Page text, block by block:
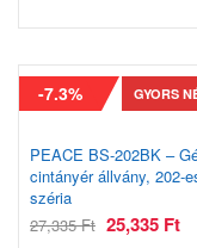
-7.3% GYORS
PEACE BS-202BK –
cintányér állvány, 202-
széria
27,335Ft 25,335 Ft